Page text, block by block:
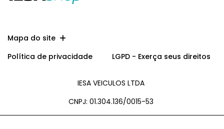
Mapa do site
Política de privacidade
LGPD - Exerça seus direitos
IESA VEICULOS LTDA
CNPJ: 01.304.136/0015-53